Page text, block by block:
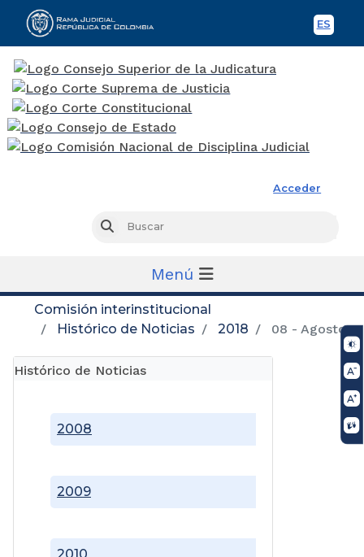
ES
Acceder
Buscar
Menú
Comisión interinstitucional
Histórico de Noticias
2018 08 - Agosto
Histórico de Noticias
2008
2009
2010